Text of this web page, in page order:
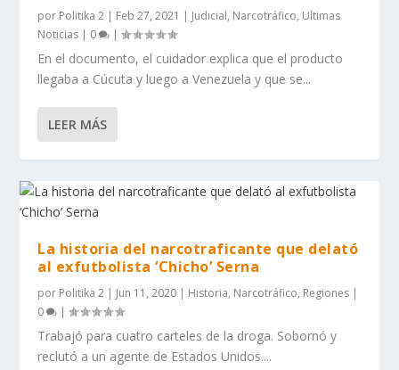
por Politika 2 | Feb 27, 2021 | Judicial, Narcotráfico, Ultimas
Noticias | 0 |
En el documento, el cuidador explica que el producto
llegaba a Cúcuta y luego a Venezuela y que se...
LEER MÁS
La historia del narcotraficante que delató
al exfutbolista ‘Chicho’ Serna
por Politika 2 | Jun 11, 2020 | Historia, Narcotráfico, Regiones |
0
|
Trabajó para cuatro carteles de la droga. Sobornó y
reclutó a un agente de Estados Unidos....